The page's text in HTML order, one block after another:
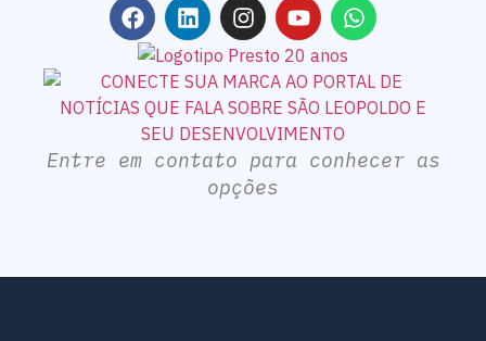
Entre em contato para conhecer as
opções